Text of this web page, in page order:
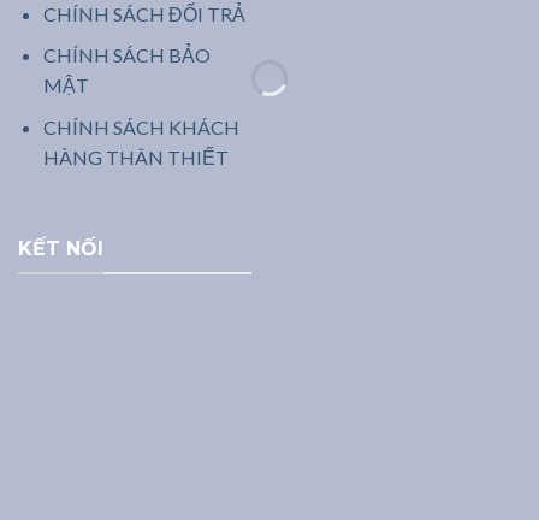
CHÍNH SÁCH ĐỔI TRẢ
CHÍNH SÁCH BẢO
MẬT
CHÍNH SÁCH KHÁCH
HÀNG THÂN THIẾT
KẾT NỐI